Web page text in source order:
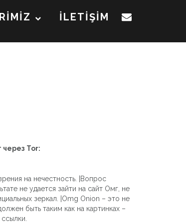
İLETİŞİM
через Tor:
на нечестность. |Вопрос
не удается зайти на сайт Омг, не
зеркал. |Omg Onion – это не
быть таким как на картинках –